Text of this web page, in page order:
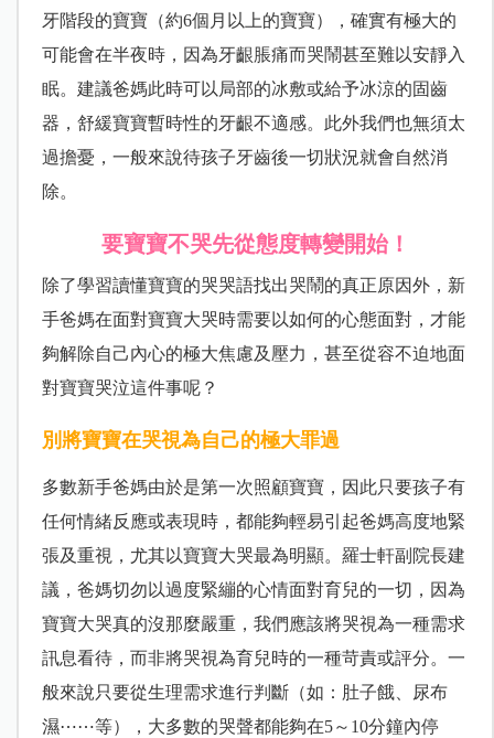
牙階段的寶寶（約6個月以上的寶寶），確實有極大的
可能會在半夜時，因為牙齦脹痛而哭鬧甚至難以安靜入
眠。建議爸媽此時可以局部的冰敷或給予冰涼的固齒
器，舒緩寶寶暫時性的牙齦不適感。此外我們也無須太
過擔憂，一般來說待孩子牙齒後一切狀況就會自然消
除。
要寶寶不哭先從態度轉變開始！
除了學習讀懂寶寶的哭哭語找出哭鬧的真正原因外，新
手爸媽在面對寶寶大哭時需要以如何的心態面對，才能
夠解除自己內心的極大焦慮及壓力，甚至從容不迫地面
對寶寶哭泣這件事呢？
別將寶寶在哭視為自己的極大罪過
多數新手爸媽由於是第一次照顧寶寶，因此只要孩子有
任何情緒反應或表現時，都能夠輕易引起爸媽高度地緊
張及重視，尤其以寶寶大哭最為明顯。羅士軒副院長建
議，爸媽切勿以過度緊繃的心情面對育兒的一切，因為
寶寶大哭真的沒那麼嚴重，我們應該將哭視為一種需求
訊息看待，而非將哭視為育兒時的一種苛責或評分。一
般來說只要從生理需求進行判斷（如：肚子餓、尿布
濕⋯⋯等），大多數的哭聲都能夠在5～10分鐘內停